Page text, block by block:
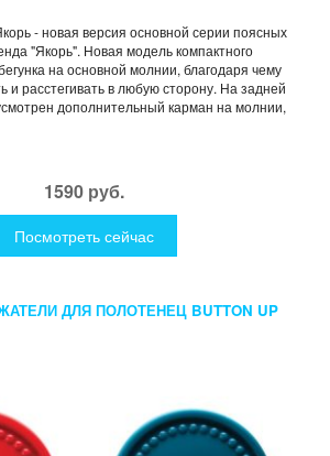
- новая версия основной серии поясных
"Якорь". Новая модель компактного
на основной молнии, благодаря чему
и расстегивать в любую сторону. На задней
дополнительный карман на молнии,
1590 руб.
Посмотреть сейчас
ДЛЯ ПОЛОТЕНЕЦ BUTTON UP